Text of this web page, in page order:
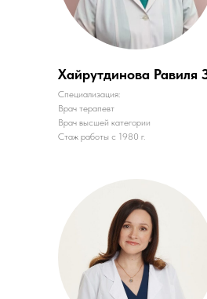
Хайрутдинова Равиля
Специализация:
Врач терапевт
Врач высшей категории
Стаж работы с 1980 г.